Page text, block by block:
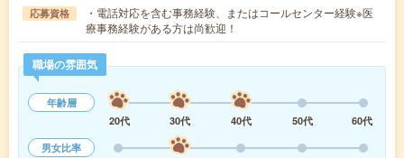
応募資格
・電話対応を含む事務経験、またはコールセンター経験※医
療事務経験がある方は尚歓迎！
職場の雰囲気
年齢層
20代
30代 40代 50代
60代
男女比率